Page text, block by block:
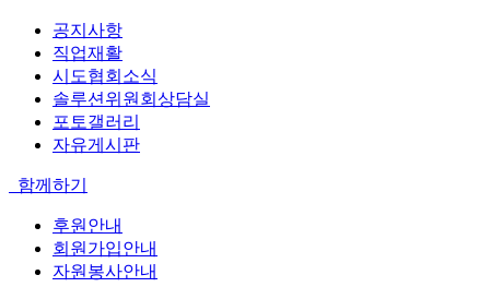
공지사항
직업재활
시도협회소식
솔루션위원회상담실
포토갤러리
자유게시판
함께하기
후원안내
회원가입안내
자원봉사안내